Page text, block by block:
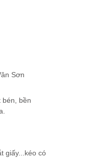
Sơn
bén, bền
giấy...kéo có